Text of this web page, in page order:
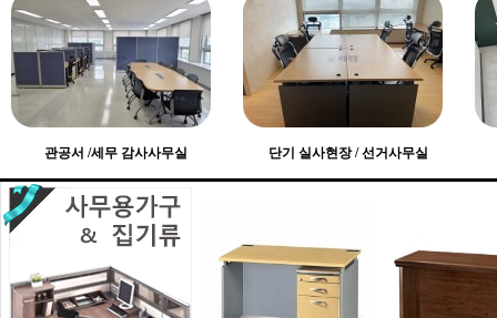
관공서 /세무 감사사무실 단기 실사현장 / 선거사무실